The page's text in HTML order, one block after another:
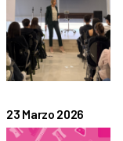
23 Marzo 2026